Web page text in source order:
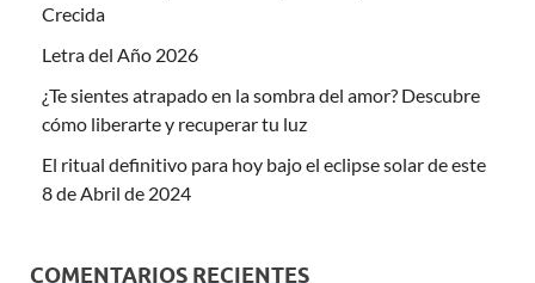
Crecida
Letra del Año 2026
¿Te sientes atrapado en la sombra del amor? Descubre
cómo liberarte y recuperar tu luz
El ritual definitivo para hoy bajo el eclipse solar de este
8 de Abril de 2024
COMENTARIOS RECIENTES